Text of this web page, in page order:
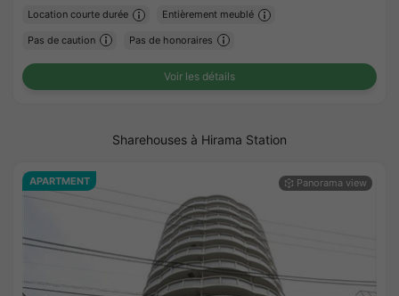
Location courte durée Entièrement meublé
Pas de caution Pas de honoraires
Voir les détails
Sharehouses à Hirama Station
APARTMENT